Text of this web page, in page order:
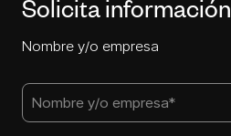
Solicita información
Nombre y/o empresa